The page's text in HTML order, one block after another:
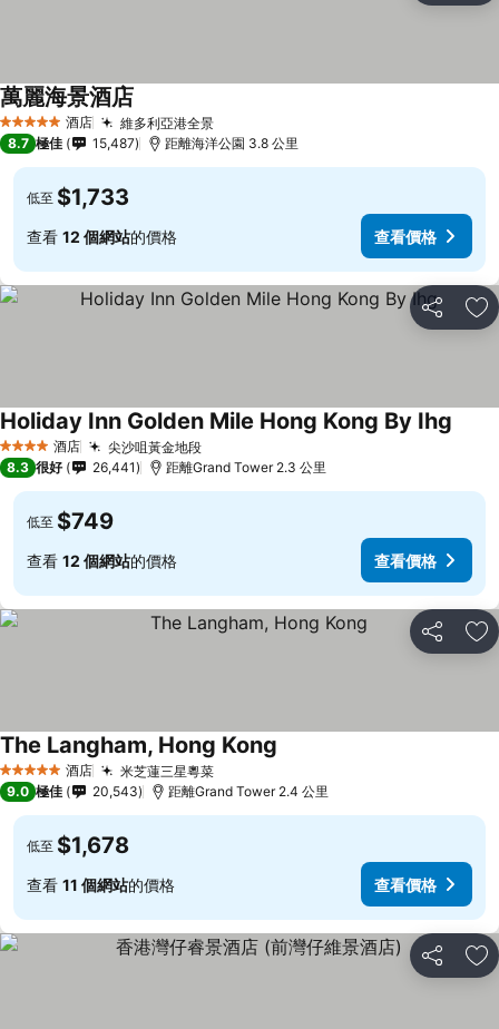
5 星級 酒店 維多利亞港全景
萬麗海景酒店
8.7 極佳 15,487 距離海洋公園 3.8 公里
低至 $1,733
查看 12 個網站的價格 查看價格
分享 放
4 星級 酒店 尖沙咀黃金地段
Holiday Inn Golden Mile Hong Kong By Ihg
8.3 很好 26,441 距離Grand Tower 2.3 公里
低至 $749
查看 12 個網站的價格 查看價格
分享 放
5 星級 酒店 米芝蓮三星粵菜
The Langham, Hong Kong
9.0 極佳 20,543 距離Grand Tower 2.4 公里
低至 $1,678
查看 11 個網站的價格 查看價格
分享 放